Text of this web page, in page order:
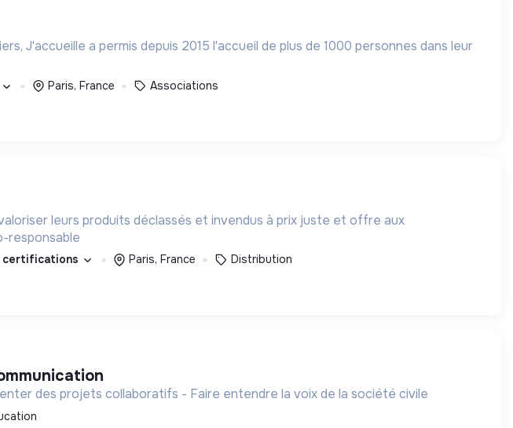
J'accueille a permis depuis 2015 l'accueil de plus de 1000 personnes dans leur
Paris, France Associations
leurs produits déclassés et invendus à prix juste et offre aux
responsable
certifications Paris, France Distribution
des projets collaboratifs - Faire entendre la voix de la société civile